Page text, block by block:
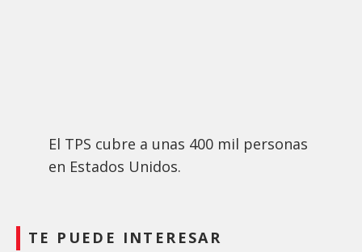
El TPS cubre a unas 400 mil personas
en Estados Unidos.
TE PUEDE INTERESAR